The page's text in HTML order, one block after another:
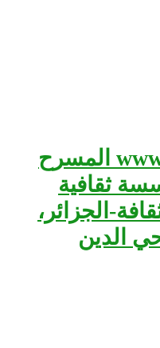
www.tna.dz المسرح
ثقافية
الجزائر،
الدين